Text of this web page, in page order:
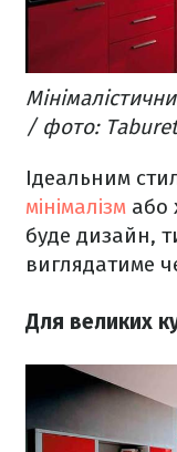
/ фото:
Ідеальним
мінімалізм або
буде дизайн,
виглядатиме
Для великих